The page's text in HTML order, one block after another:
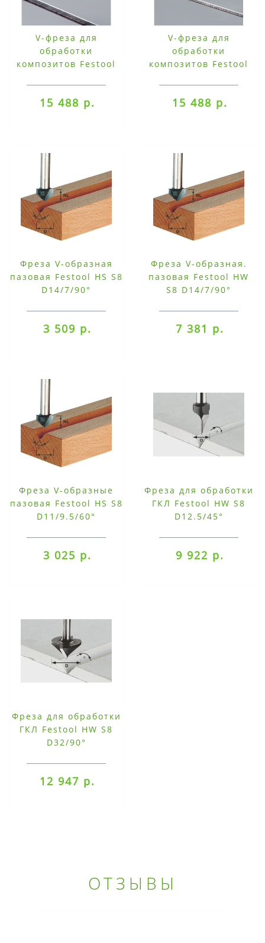
V-фреза для
обработки
композитов Festool
15 488 р.
V-фреза для
обработки
композитов Festool
15 488 р.
Фреза V-образная
пазовая Festool HS S8
D14/7/90°
3 509 р.
Фреза V-образная.
пазовая Festool HW
S8 D14/7/90°
7 381 р.
Фреза V-образные
пазовая Festool HS S8
D11/9.5/60°
3 025 р.
Фреза для обработки
ГКЛ Festool HW S8
D12.5/45°
9 922 р.
Фреза для обработки
ГКЛ Festool HW S8
D32/90°
12 947 р.
ОТЗЫВЫ